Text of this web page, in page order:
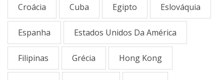
Croácia Cuba Egipto Eslováquia
Espanha Estados Unidos Da América
Filipinas Grécia Hong Kong